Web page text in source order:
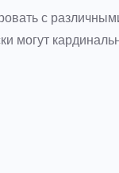
с
могут